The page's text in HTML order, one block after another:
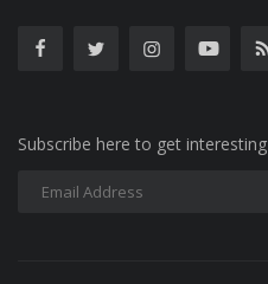
Subscribe here to get